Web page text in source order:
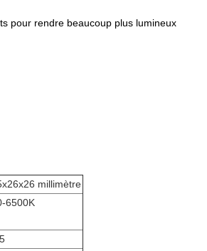
pour rendre beaucoup plus lumineux
millimètre
6500K